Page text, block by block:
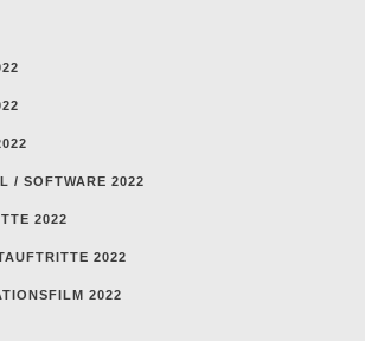
/ SOFTWARE 2022
2022
2022
2022